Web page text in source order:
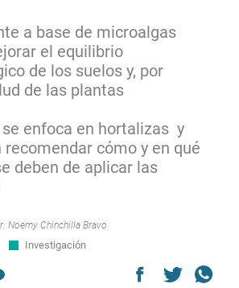
a base de microalgas
el equilibrio
de los suelos y, por
de las plantas
se enfoca en hortalizas y
recomendar cómo y en qué
deben de aplicar las
Noemy Chinchilla Bravo
Investigación